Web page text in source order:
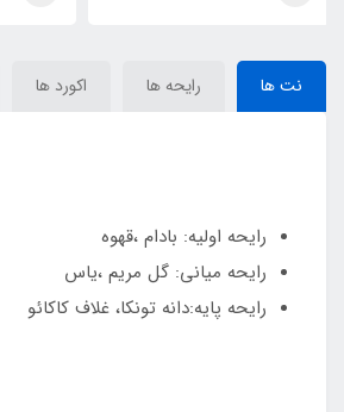
نت ها رایحه ها اکورد ها
رایحه اولیه: بادام ،قهوه
رایحه میانی: گل مریم ،یاس
رایحه پایه:دانه تونکا، غلاف کاکائو